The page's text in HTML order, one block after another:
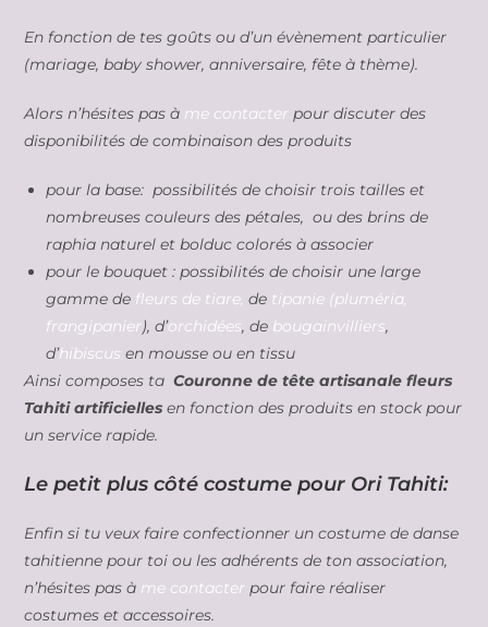
En fonction de tes goûts ou d’un évènement particulier
(mariage, baby shower, anniversaire, fête à thème).
Alors n’hésites pas à me contacter pour discuter des
disponibilités de combinaison des produits
pour la base: possibilités de choisir trois tailles et
nombreuses couleurs des pétales, ou des brins de
raphia naturel et bolduc colorés à associer
pour le bouquet : possibilités de choisir une large
gamme de fleurs de tiare, de tipanie (pluméria,
frangipanier), d’orchidées, de bougainvilliers,
d’hibiscus en mousse ou en tissu
Ainsi composes taCouronne de tête artisanale fleurs
Tahiti artificielles en fonction des produits en stock pour
un service rapide.
Le petit plus côté costume pour Ori Tahiti:
Enfin si tu veux faire confectionner un costume de danse
tahitienne pour toi ou les adhérents de ton association,
n’hésites pas à me contacter pour faire réaliser
costumes et accessoires.